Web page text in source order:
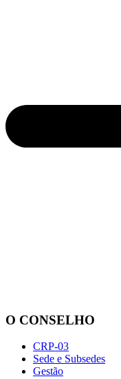
O CONSELHO
CRP-03
Sede e Subsedes
Gestão